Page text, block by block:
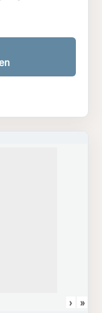
› »